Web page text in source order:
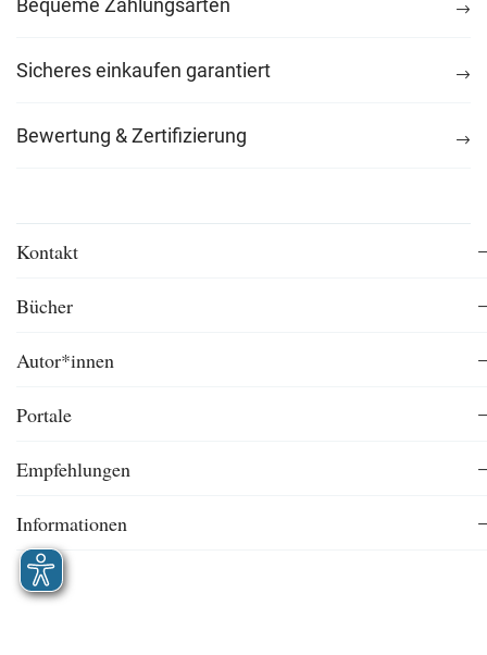
Sicheres einkaufen garantiert
Bewertung & Zertifizierung
Kontakt
Bücher
Autor*innen
Portale
Empfehlungen
Informationen